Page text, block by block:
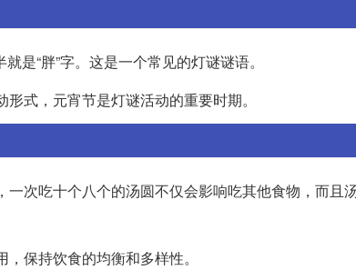
是“胖”字。这是一个常见的灯谜谜语。
式，元宵节是灯谜活动的重要时期。
次吃十个八个的汤圆不仅会影响吃其他食物，而且
保持饮食的均衡和多样性。